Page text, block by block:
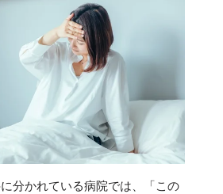
分かれている病院では、「この